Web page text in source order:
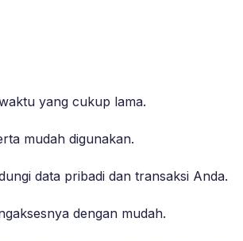
yang cukup lama.
mudah digunakan.
data pribadi dan transaksi Anda.
dengan mudah.